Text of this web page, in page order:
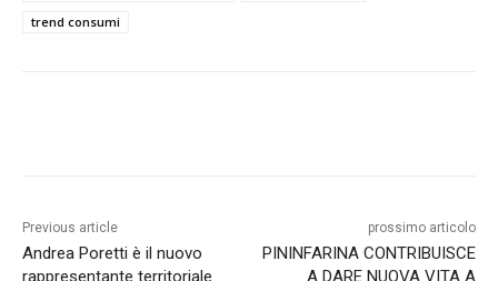
trend consumi
Previous article
Andrea Poretti è il nuovo
rappresentante territoriale
prossimo articolo
PININFARINA CONTRIBUISCE
A DARE NUOVA VITA A